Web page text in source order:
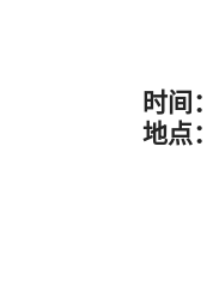
时间
地点